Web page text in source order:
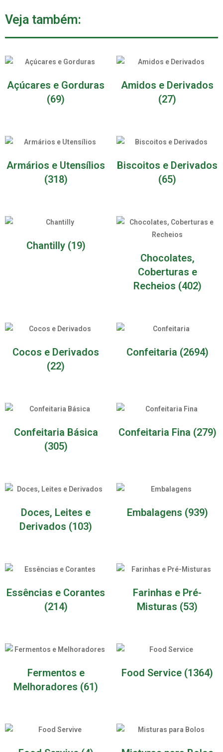
Veja também:
Açúcares e Gorduras
(69)
Amidos e Derivados
(27)
Armários e Utensílios
(318)
Biscoitos e Derivados
(65)
Chantilly (19)
Chocolates,
Coberturas e
Recheios (402)
Cocos e Derivados
(22)
Confeitaria (2694)
Confeitaria Básica
(305)
Confeitaria Fina (279)
Doces, Leites e
Derivados (103)
Embalagens (939)
Essências e Corantes
(214)
Farinhas e Pré-
Misturas (53)
Fermentos e
Melhoradores (61)
Food Service (1364)